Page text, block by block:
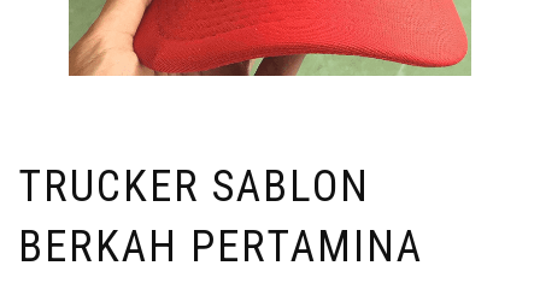
TRUCKER SABLON
BERKAH PERTAMINA